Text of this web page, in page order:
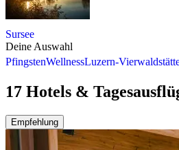
Sursee
Deine Auswahl
PfingstenWellnessLuzern-
17 Hotels &
Empfehlung